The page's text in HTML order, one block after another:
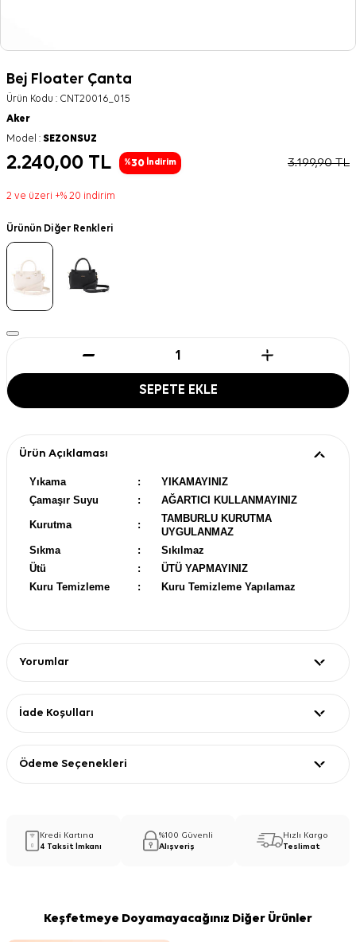
Bej Floater Çanta
Ürün Kodu : CNT20016_015
Aker
Model : SEZONSUZ
2.240,00 TL %30 İndirim 3.199,90TL
2 ve üzeri +% 20 indirim
Ürünün Diğer Renkleri
SEPETE EKLE
Ürün Açıklaması
Yıkama :
YIKAMAYINIZ
Çamaşır Suyu
: AĞARTICI KULLANMAYINIZ
Kurutma :
TAMBURLU KURUTMA
UYGULANMAZ
Sıkma
:
Sıkılmaz
Ütü
:
ÜTÜ YAPMAYINIZ
Kuru Temizleme
: Kuru Temizleme Yapılamaz
Yorumlar
İade Koşulları
Ödeme Seçenekleri
Kredi Kartına
4 Taksit İmkanı
%100 Güvenli
Alışveriş
Hızlı Kargo
Teslimat
Keşfetmeye Doyamayacağınız Diğer Ürünler